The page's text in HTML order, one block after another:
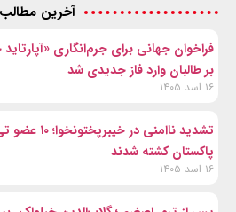
آخرین مطالب
فراخوان جهانی برای جرم‌انگاری
بر طالبان وارد فاز جدیدی شد
۱۶ اسد ۱۴۰۵
تشدید
پاکستان کشته شدند
۱۶ اسد ۱۴۰۵